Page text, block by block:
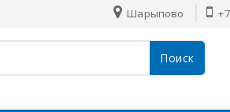
Шарыпово
Поиск